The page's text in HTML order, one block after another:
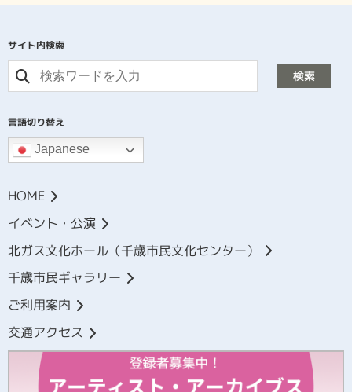
サイト内検索
検索
言語切り替え
Japanese
HOME
イベント・公演
北ガス文化ホール（千歳市民文化センター）
千歳市民ギャラリー
ご利用案内
交通アクセス